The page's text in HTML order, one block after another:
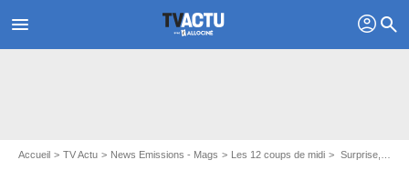
menu profil search
Accueil TV Actu News Emissions - Mags Les 12 coups de midi Surprise, Nagui va débarquer dans Les 12 Coups de midi !